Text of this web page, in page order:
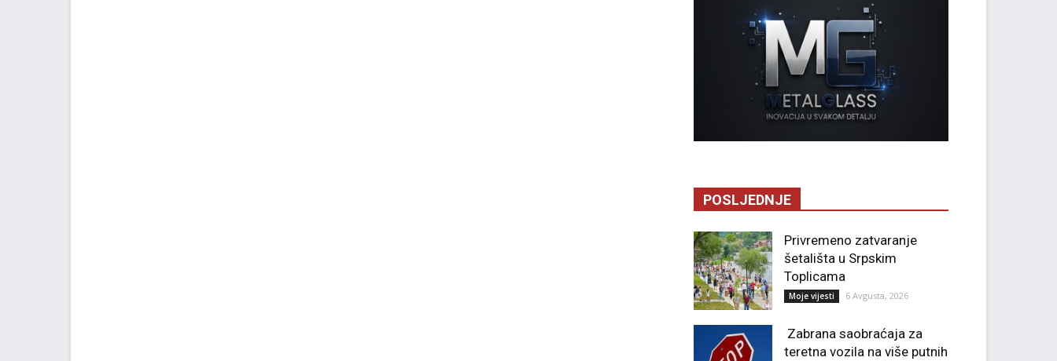
POSLJEDNJE
Privremeno zatvaranje
šetališta u Srpskim
Toplicama
Moje vijesti 6 Avgusta, 2026
Zabrana saobraćaja za
teretna vozila na više putnih